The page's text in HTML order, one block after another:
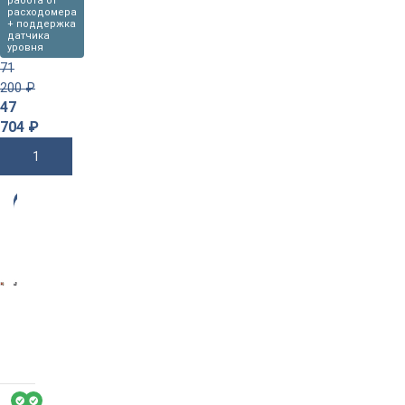
расходомера
+ поддержка
датчика
уровня
71
200₽
47
704 ₽
В Корзину